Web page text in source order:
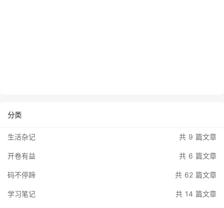
分类
生活杂记 共 9 篇文章
开卷有益 共 6 篇文章
码不停蹄 共 62 篇文章
学习笔记 共 14 篇文章